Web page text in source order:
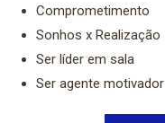
Comprometimento
Sonhos x Realização
Ser líder em sala
Ser agente motivador